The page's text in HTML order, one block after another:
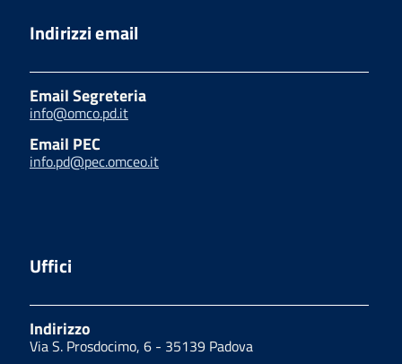
Indirizzi email
Email Segreteria
info@omco.pd.it
Email PEC
info.pd@pec.omceo.it
Uffici
Indirizzo
Via S. Prosdocimo, 6 - 35139 Padova